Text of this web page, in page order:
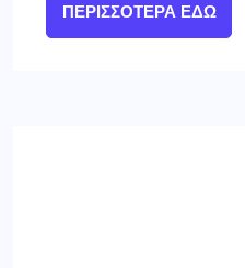
ΠΕΡΙΣΣΌΤΕΡΑ ΕΔΏ